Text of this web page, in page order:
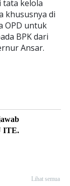
tata kelola
khususnya di
OPD untuk
BPK dari
Ansar.
ITE.
Lihat semua